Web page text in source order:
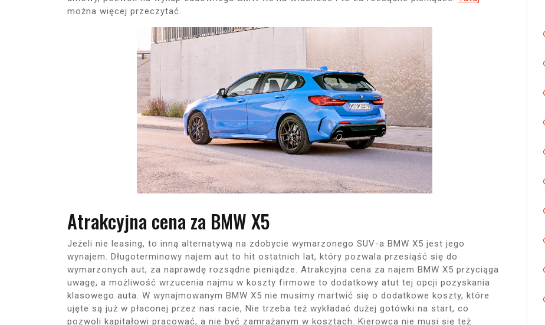
można więcej przeczytać.
Atrakcyjna cena za BMW X5
Jeżeli nie leasing, to inną alternatywą na zdobycie wymarzonego SUV-a BMW X5 jest jego
wynajem. Długoterminowy najem aut to hit ostatnich lat, który pozwala przesiąść się do
wymarzonych aut, za naprawdę rozsądne pieniądze. Atrakcyjna cena za najem BMW X5 przyciąga
uwagę, a możliwość wrzucenia najmu w koszty firmowe to dodatkowy atut tej opcji pozyskania
klasowego auta. W wynajmowanym BMW X5 nie musimy martwić się o dodatkowe koszty, które
ujęte są już w płaconej przez nas racie, Nie trzeba też wykładać dużej gotówki na start, co
pozwoli kapitałowi pracować, a nie być zamrażanym w kosztach. Kierowca nie musi się też